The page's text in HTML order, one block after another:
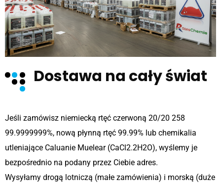
Dostawa na cały świat
Jeśli zamówisz niemiecką rtęć czerwoną 20/20 258
99.9999999%, nową płynną rtęć 99.99% lub chemikalia
utleniające Caluanie Muelear (CaCl2.2H2O), wyślemy je
bezpośrednio na podany przez Ciebie adres.
Wysyłamy drogą lotniczą (małe zamówienia) i morską (duże